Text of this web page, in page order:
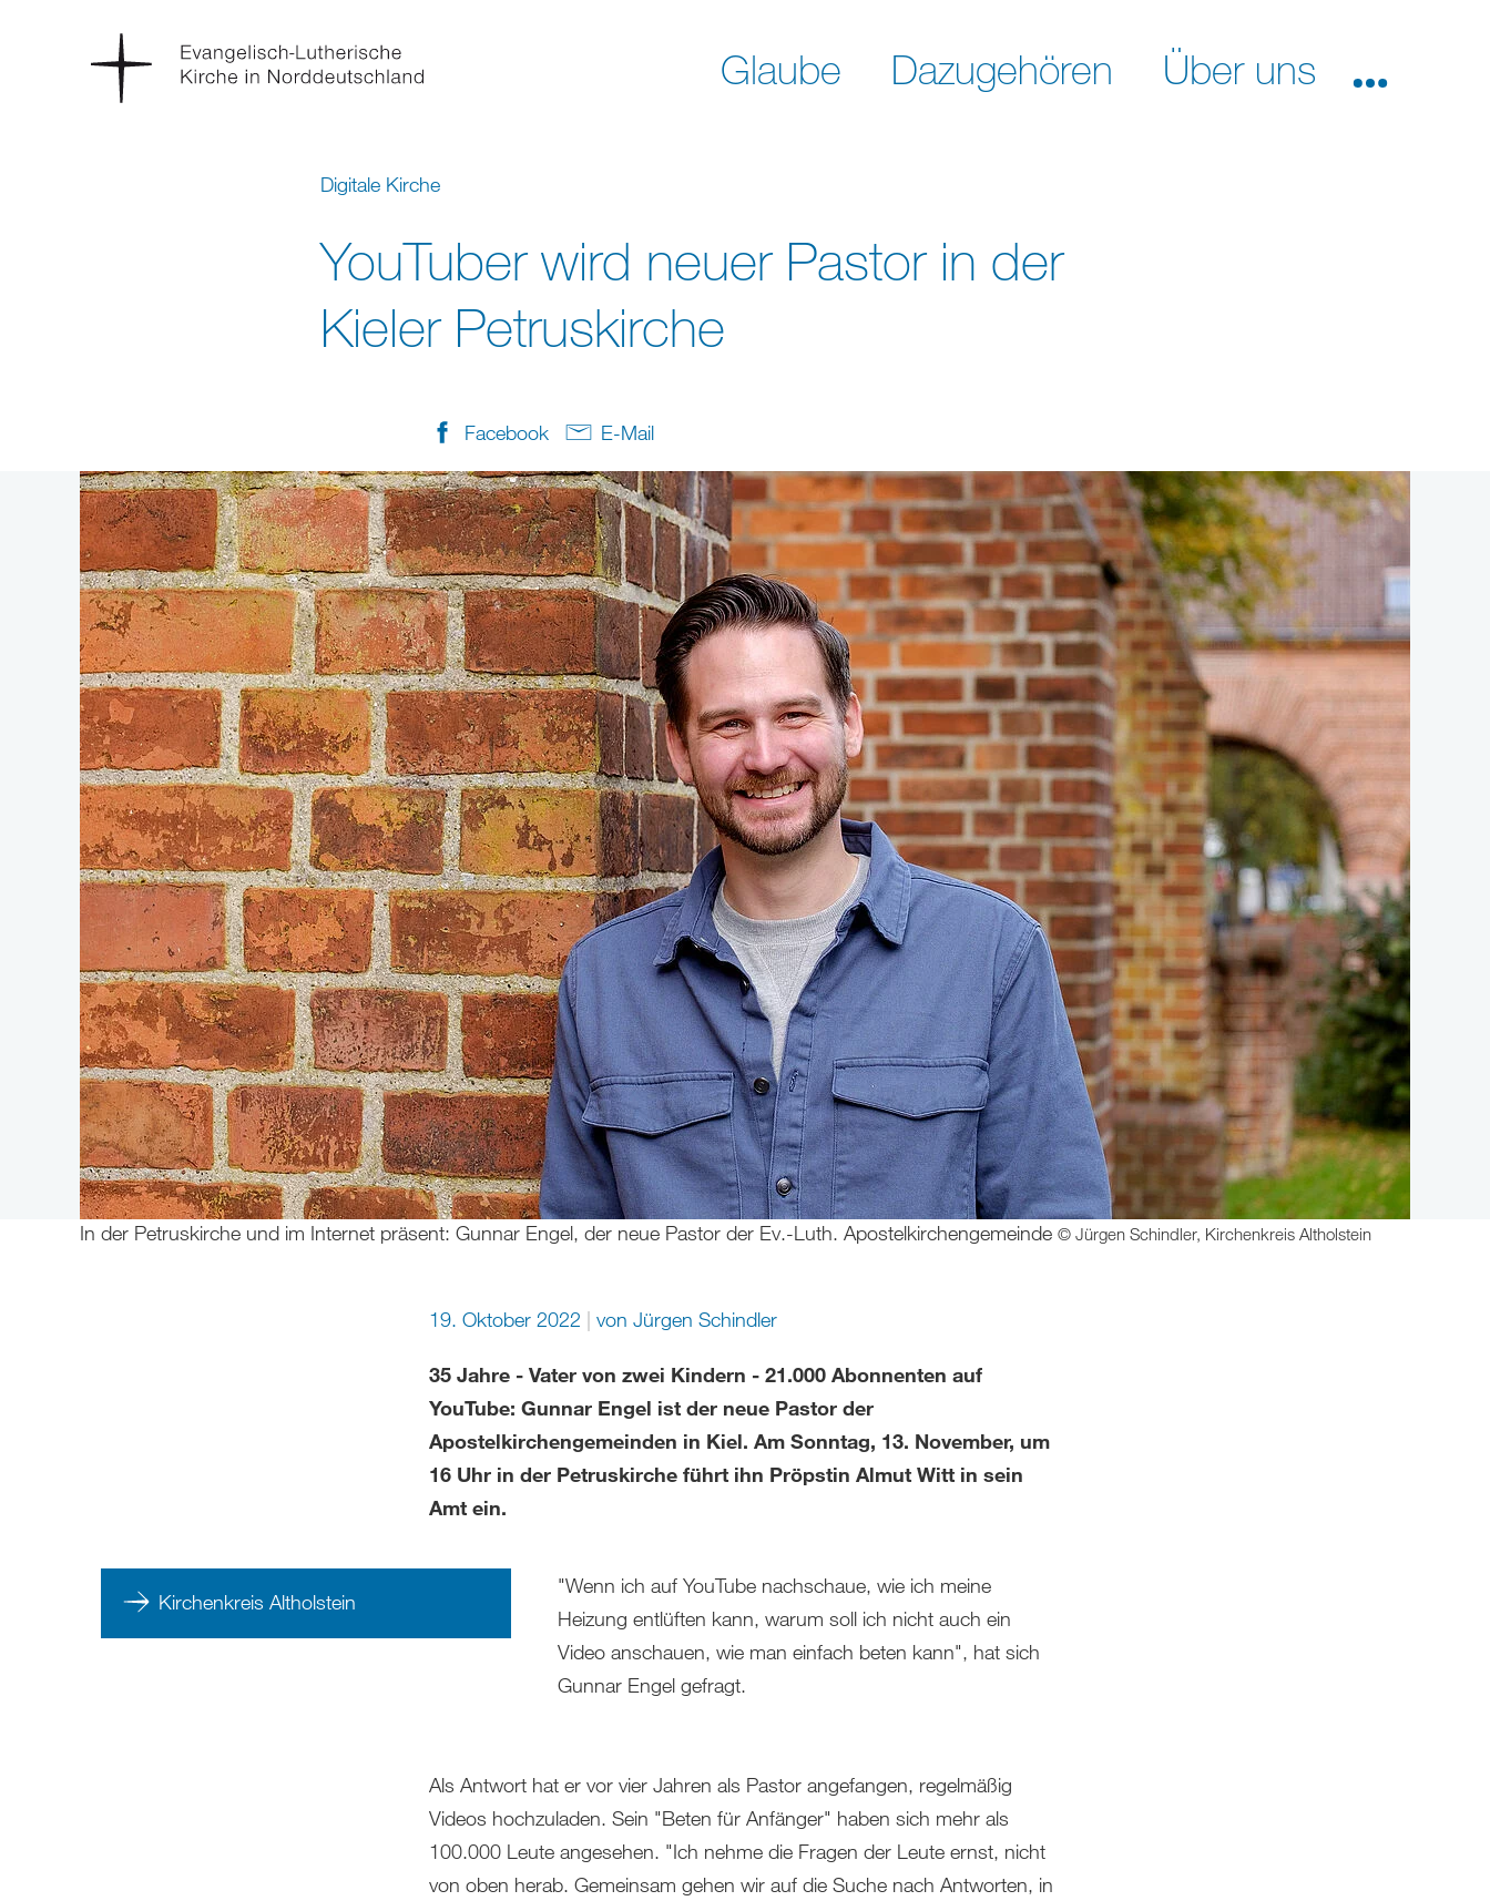
Glaube Dazugehören Über uns
Digitale Kirche
YouTuber wird neuer Pastor in der
Kieler Petruskirche
Facebook E-Mail
In der Petruskirche und im Internet präsent: Gunnar Engel, der neue Pastor der Ev.-Luth. Apostelkirchengemeinde © Jürgen Schindler, Kirchenkreis Altholstein
19. Oktober 2022 vonJürgen Schindler
35 Jahre - Vater von zwei Kindern - 21.000 Abonnenten auf
YouTube: Gunnar Engel ist der neue Pastor der
Apostelkirchengemeinden in Kiel. Am Sonntag, 13. November, um
16 Uhr in der Petruskirche führt ihn Pröpstin Almut Witt in sein
Amt ein.
Kirchenkreis Altholstein
"Wenn ich auf YouTube nachschaue, wie ich meine
Heizung entlüften kann, warum soll ich nicht auch ein
Video anschauen, wie man einfach beten kann", hat sich
Gunnar Engel gefragt.
Als Antwort hat er vor vier Jahren als Pastor angefangen, regelmäßig
Videos hochzuladen. Sein "Beten für Anfänger" haben sich mehr als
100.000 Leute angesehen. "Ich nehme die Fragen der Leute ernst, nicht
von oben herab. Gemeinsam gehen wir auf die Suche nach Antworten, in